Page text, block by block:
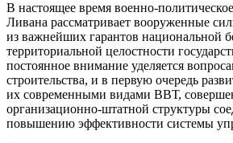
В настоящее время военно-
Ливана рассматривает вооруженные
из важнейших гарантов национальной
территориальной целостности
постоянное внимание уделяется
строительства, и в первую очередь
их современными видами ВВТ,
организационно-штатной структуры
повышению эффективности системы